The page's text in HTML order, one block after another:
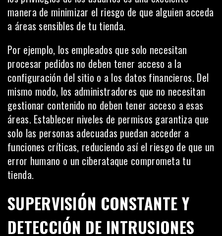
manera de minimizar el riesgo de que alguien acceda
a áreas sensibles de tu tienda.
Por ejemplo, los empleados que solo necesitan
procesar pedidos no deben tener acceso a la
configuración del sitio o a los datos financieros. Del
mismo modo, los administradores que no necesitan
gestionar contenido no deben tener acceso a esas
áreas. Establecer niveles de permisos garantiza que
solo las personas adecuadas puedan acceder a
funciones críticas, reduciendo así el riesgo de que un
error humano o un ciberataque comprometa tu
tienda.
SUPERVISIÓN CONSTANTE Y
DETECCIÓN DE INTRUSIONES